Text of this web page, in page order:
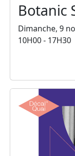
Botanic
Dimanche, 9
10H00 - 17H30